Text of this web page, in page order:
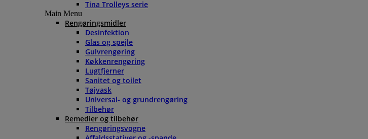
Tina Trolleys serie
Main Menu
Rengøringsmidler
Desinfektion
Glas og spejle
Gulvrengøring
Køkkenrengøring
Lugtfjerner
Sanitet og toilet
Tøjvask
Universal- og grundrengøring
Tilbehør
Remedier og tilbehør
Rengøringsvogne